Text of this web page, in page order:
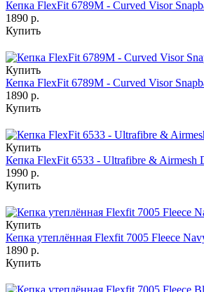
Кепка FlexFit 6789M - Curved Visor
1890 р.
Купить
Купить
Кепка FlexFit 6789M - Curved Visor
1890 р.
Купить
Купить
Кепка FlexFit 6533 - Ultrafibre & Airmesh
1990 р.
Купить
Купить
Кепка утеплённая Flexfit 7005 Fleece
1890 р.
Купить